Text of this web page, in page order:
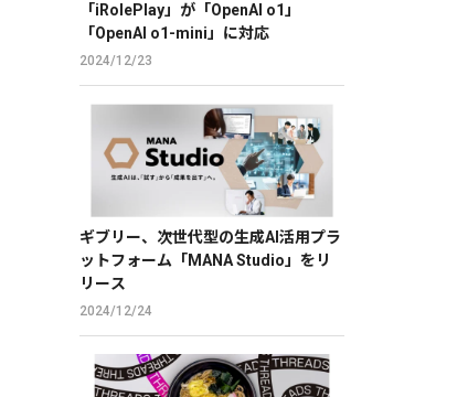
「iRolePlay」が「OpenAI o1」
「OpenAI o1-mini」に対応
2024/12/23
ギブリー、次世代型の生成AI活用プラ
ットフォーム「MANA Studio」をリ
リース
2024/12/24